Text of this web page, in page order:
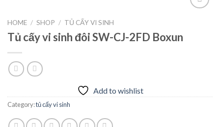
HOME / SHOP / TỦ CẤY VI SINH
Tủ cấy vi sinh đôi SW-CJ-2FD Boxun
Add to wishlist
Category:tủ cấy vi sinh